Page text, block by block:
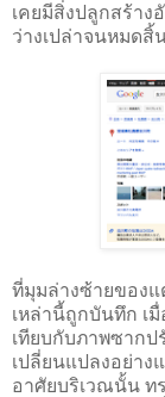
เคยมีสิ่งปลูกสร้า
ว่างเปล่าจนหมดสิ้
ที่มุมล่างซ้ายของ
เหล่านี้ถูกบันทึก เ
เทียบกับภาพซากป
เปลี่ยนแปลงอย่า
อาศัยบริเวณนั้น ท